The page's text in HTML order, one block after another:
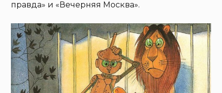
правда» и «Вечерняя Москва».